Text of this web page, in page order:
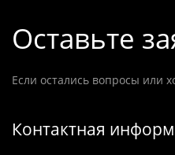
Оставьте
Если остались вопросы или
Контактная